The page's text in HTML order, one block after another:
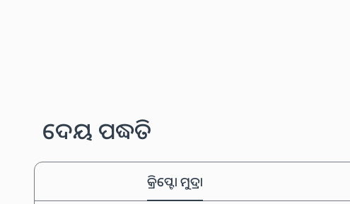
ଦେୟ ପଦ୍ଧତି
କ୍ରିପ୍ଟୋ ମୁଦ୍ରା